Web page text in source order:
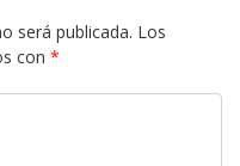
será publicada. Los
con *